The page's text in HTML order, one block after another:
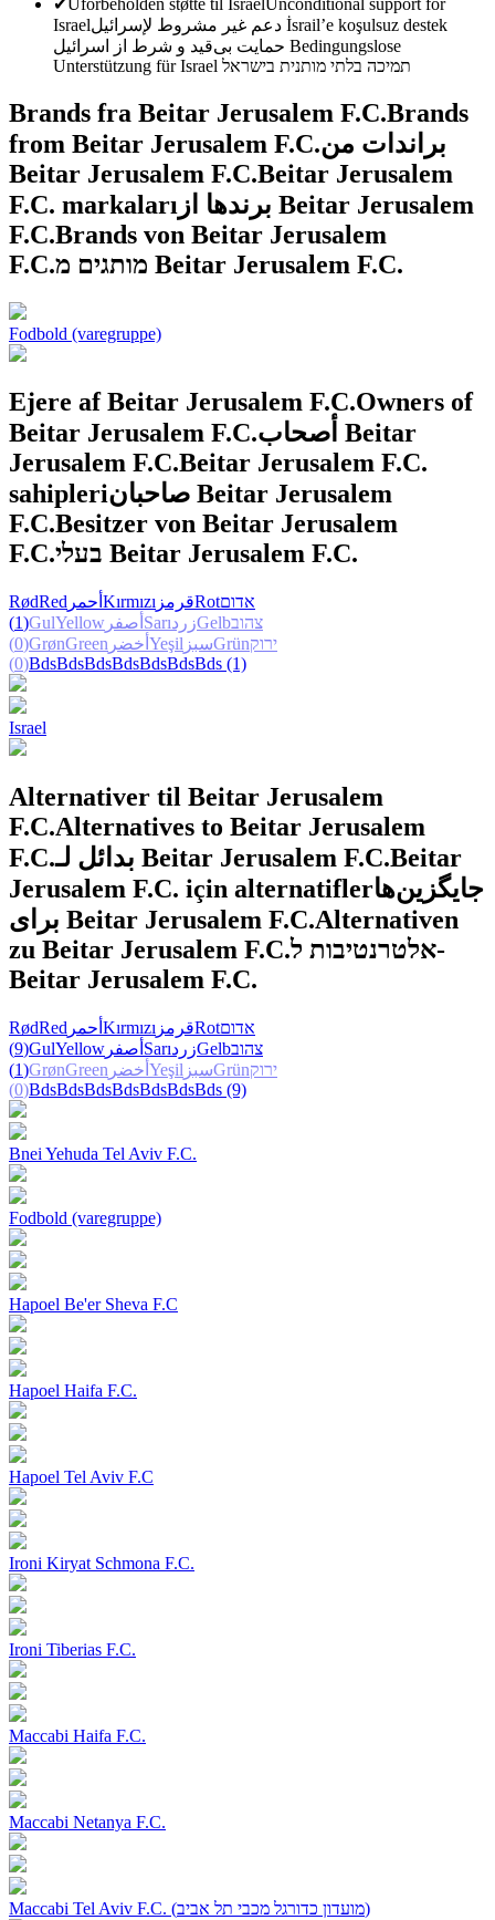
Israel
İsrail’e koşulsuz destek
Bedingungslose
Unterstützung für Israel תמיכה בלתי מותנית בישראל
Brands fra Beitar Jerusalem F.C.Brands
from Beitar Jerusalem F.C.براندات من
Beitar Jerusalem F.C.Beitar Jerusalem
F.C. markaları برندها از Beitar Jerusalem
F.C.Brands von Beitar Jerusalem
F.C.
מותגים מ Beitar Jerusalem F.C.
Fodbold (varegruppe)
Ejere af Beitar Jerusalem F.C.Owners of
Beitar Jerusalem F.C.أصحاب Beitar
Jerusalem F.C.Beitar Jerusalem F.C.
sahipleriصاحبان Beitar Jerusalem
F.C.Besitzer von Beitar Jerusalem
F.C.
בעלי Beitar Jerusalem F.C.
RødRed أحمر Kırmızı قرمزRotאדום
(1)GulYellow أصفر SarıزردGelbצהוב
(0)GrønGreen أخضر Yeşil سبزGrünירוק
(0)BdsBdsBdsBdsBdsBdsBds (1)
Israel
Alternativer til Beitar Jerusalem
F.C.Alternatives to Beitar Jerusalem
F.C.
بدائل لـ Beitar Jerusalem F.C.Beitar
Jerusalem F.C. için alternatiflerجایگزین‌ها
برای Beitar Jerusalem F.C.Alternativen
zu Beitar Jerusalem F.C.אלטרנטיבות ל-
Beitar Jerusalem F.C.
RødRed أحمر Kırmızı قرمزRotאדום
(9)GulYellow أصفر SarıزردGelbצהוב
(1)GrønGreen أخضر Yeşil سبزGrünירוק
(0)BdsBdsBdsBdsBdsBdsBds (9)
Bnei Yehuda Tel Aviv F.C.
Fodbold (varegruppe)
Hapoel Be'er Sheva F.C
Hapoel Haifa F.C.
Hapoel Tel Aviv F.C
Ironi Kiryat Schmona F.C.
Ironi Tiberias F.C.
Maccabi Haifa F.C.
Maccabi Netanya F.C.
Maccabi Tel Aviv F.C. (מועדון כדורגל מכבי תל אביב)